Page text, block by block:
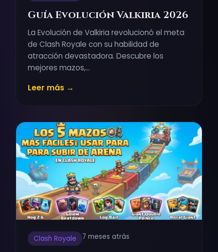
Guía Evolución Valkiria 2026
La Evolución de Valkiria revolucionó el meta
de Clash Royale con su habilidad de
atracción devastadora. Descubre los
mejores mazos,…
Leer más →
Clash Royale 7 meses atrás